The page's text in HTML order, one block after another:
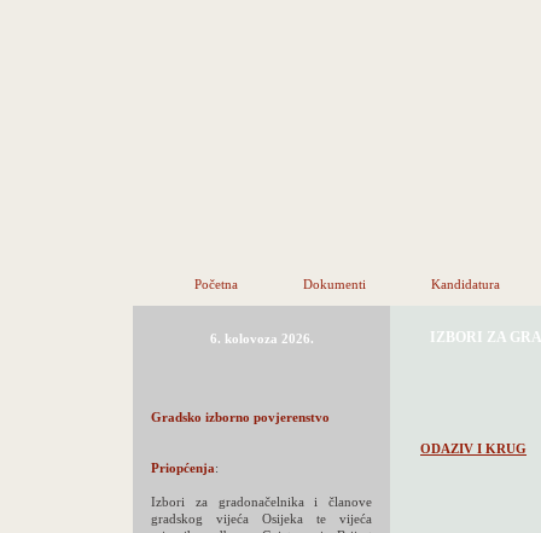
Početna Dokumenti Kandidatura
6. kolovoza 2026.
Gradsko izborno povjerenstvo
Priopćenja:
Izbori za gradonačelnika i članove
gradskog vijeća Osijeka te vijeća
IZBORI ZA
ODAZIV I KRUG